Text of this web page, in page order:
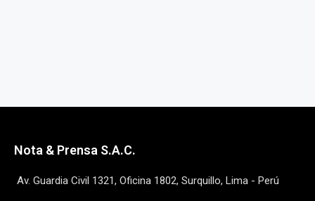
Nota & Prensa S.A.C.
Av. Guardia Civil 1321, Oficina 1802, Surquillo, Lima - Perú